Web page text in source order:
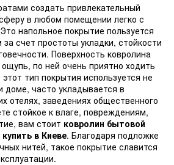
создать привлекательный
в любом помещении легко с
напольное покрытие пользуется
счет простоты укладки, стойкости
Поверхность ковролина
по ней очень приятно ходить
тип покрытия используется не
доме, часто укладывается в
отелях, заведениях общественного
стойкое к влаге, повреждениям,
вам стоит ковролин бытовой
в Киеве. Благодаря подложке
нитей, такое покрытие славится